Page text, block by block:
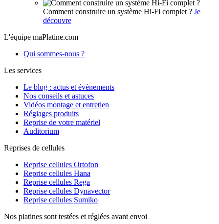
Comment construire un système Hi-Fi complet ? Je
découvre
L'équipe maPlatine.com
Qui sommes-nous ?
Les services
Le blog : actus et évènements
Nos conseils et astuces
Vidéos montage et entretien
Réglages produits
Reprise de votre matériel
Auditorium
Reprises de cellules
Reprise cellules Ortofon
Reprise cellules Hana
Reprise cellules Rega
Reprise cellules Dynavector
Reprise cellules Sumiko
Nos platines sont testées et réglées avant envoi